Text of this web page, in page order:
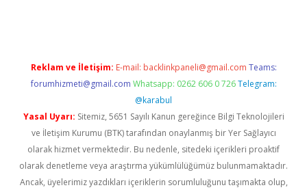
Reklam ve İletişim: E-mail: backlinkpaneli@gmail.com Teams:
forumhizmeti@gmail.com Whatsapp: 0262 606 0 726 Telegram:
@karabul
Yasal Uyarı: Sitemiz, 5651 Sayılı Kanun gereğince Bilgi Teknolojileri
ve İletişim Kurumu (BTK) tarafından onaylanmış bir Yer Sağlayıcı
olarak hizmet vermektedir. Bu nedenle, sitedeki içerikleri proaktif
olarak denetleme veya araştırma yükümlülüğümüz bulunmamaktadır.
Ancak, üyelerimiz yazdıkları içeriklerin sorumluluğunu taşımakta olup,